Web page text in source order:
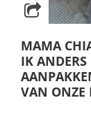
MAMA
IK
VAN ONZE